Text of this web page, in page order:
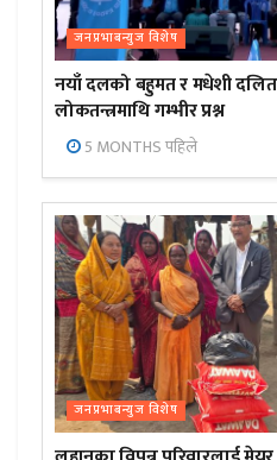
जनप्रभाबन्युज विशेष
नयाँ दलको बहुमत र मधेशी
लोकतन्त्रमाथि गम्भीर प्रश्न
5 MONTHS पहिले
जनप्रभाबन्युज विशेष